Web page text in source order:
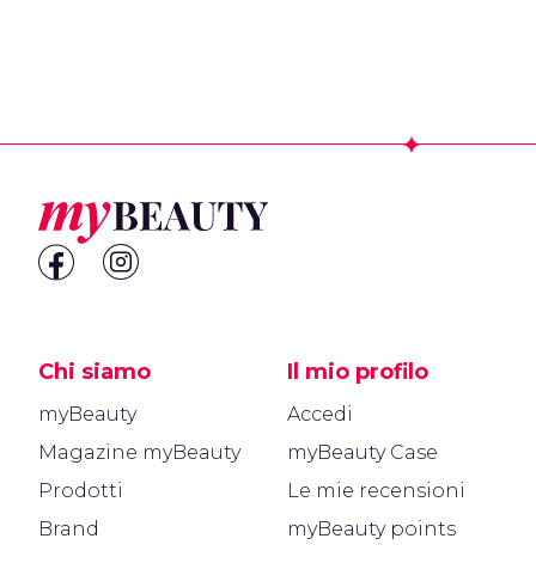
Chi siamo
myBeauty
Magazine myBeauty
Prodotti
Brand
Il mio profilo
Accedi
myBeauty Case
Le mie recensioni
myBeauty points